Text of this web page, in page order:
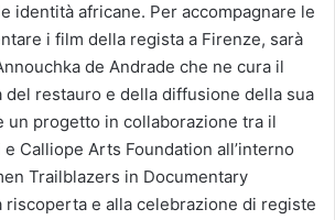
identità africane. Per accompagnare le
i film della regista a Firenze, sarà
de Andrade che ne cura il
del restauro e della diffusione della sua
un progetto in collaborazione tra il
Calliope Arts Foundation all’interno
Trailblazers in Documentary
riscoperta e alla celebrazione di registe